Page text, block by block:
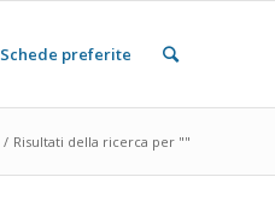
Schede preferite
/ Risultati della ricerca per ""